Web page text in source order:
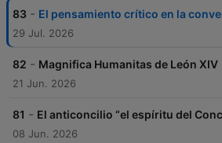
83 - El pensamiento crítico en la
29 Jul. 2026
82 - Magnifica Humanitas de León XIV
21 Jun. 2026
81 - El anticoncilio “el espíritu del
08 Jun. 2026